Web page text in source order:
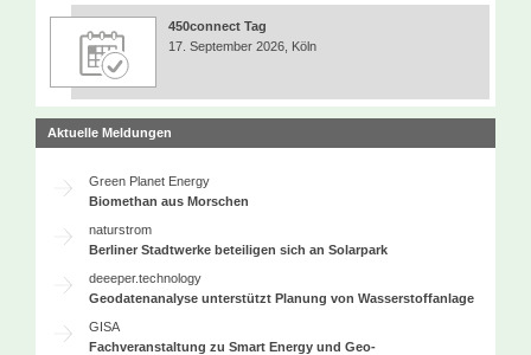
450connect Tag
17. September 2026, Köln
Aktuelle Meldungen
Green Planet Energy
Biomethan aus Morschen
naturstrom
Berliner Stadtwerke beteiligen sich an Solarpark
deeeper.technology
Geodatenanalyse unterstützt Planung von Wasserstoffanlage
GISA
Fachveranstaltung zu Smart Energy und Geo-